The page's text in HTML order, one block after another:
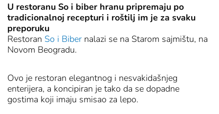
U restoranu So i biber hranu pripremaju po
tradicionalnoj recepturi i roštilj im je za svaku
preporuku
Restoran So i Biber nalazi se na Starom sajmištu, na
Novom Beogradu.
Ovo je restoran elegantnog i nesvakidašnjeg
enterijera, a koncipiran je tako da se dopadne
gostima koji imaju smisao za lepo.